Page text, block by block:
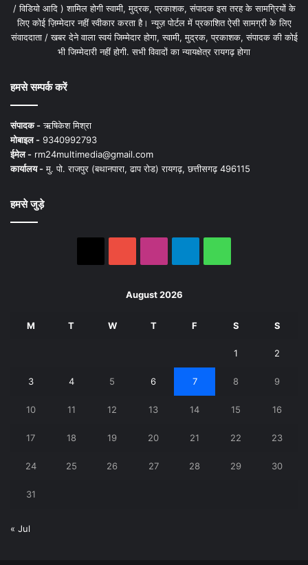
/ विडियो आदि ) शामिल होगी स्वामी, मुद्रक, प्रकाशक, संपादक इस तरह के सामग्रियों के
लिए कोई ज़िम्मेदार नहीं स्वीकार करता है। न्यूज़ पोर्टल में प्रकाशित ऐसी सामग्री के लिए
संवाददाता / खबर देने वाला स्वयं जिम्मेदार होगा, स्वामी, मुद्रक, प्रकाशक, संपादक की कोई
भी जिम्मेदारी नहीं होगी. सभी विवादों का न्यायक्षेत्र रायगढ़ होगा
हमसे सम्पर्क करें
संपादक -ऋषिकेश मिश्रा
मोबाइल - 9340992793
ईमेल - rm24multimedia@gmail.com
कार्यालय -मु. पो. राजपुर (बथानपारा, ढाप रोड) रायगढ़, छत्तीसगढ़ 496115
हमसे जुड़े
August 2026
M T W T F S S
1 2
3 4 5 6 7 8 9
10 11 12 13 14 15 16
17 18 19 20 21 22 23
24 25 26 27 28 29 30
31
« Jul